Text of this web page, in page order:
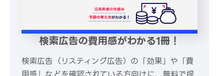
検索広告の費用感がわかる1冊！
検索広告（リスティング広告）の「効果」や「費